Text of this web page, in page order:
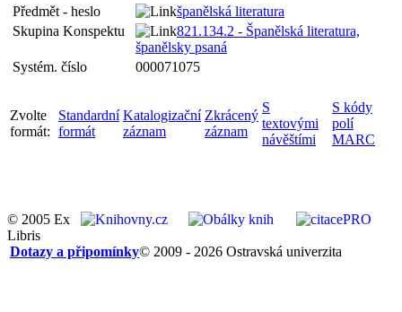
Předmět - heslo
španělská literatura
Skupina Konspektu
821.134.2 - Španělská literatura,
španělsky psaná
Systém. číslo
000071075
Zvolte
formát:
Standardní
formát
Katalogizační
záznam
Zkrácený
záznam
S
textovými
návěštími
S kódy
polí
MARC
© 2005 Ex
Libris
© 2009 - 2026 Ostravská univerzita
Dotazy a připomínky